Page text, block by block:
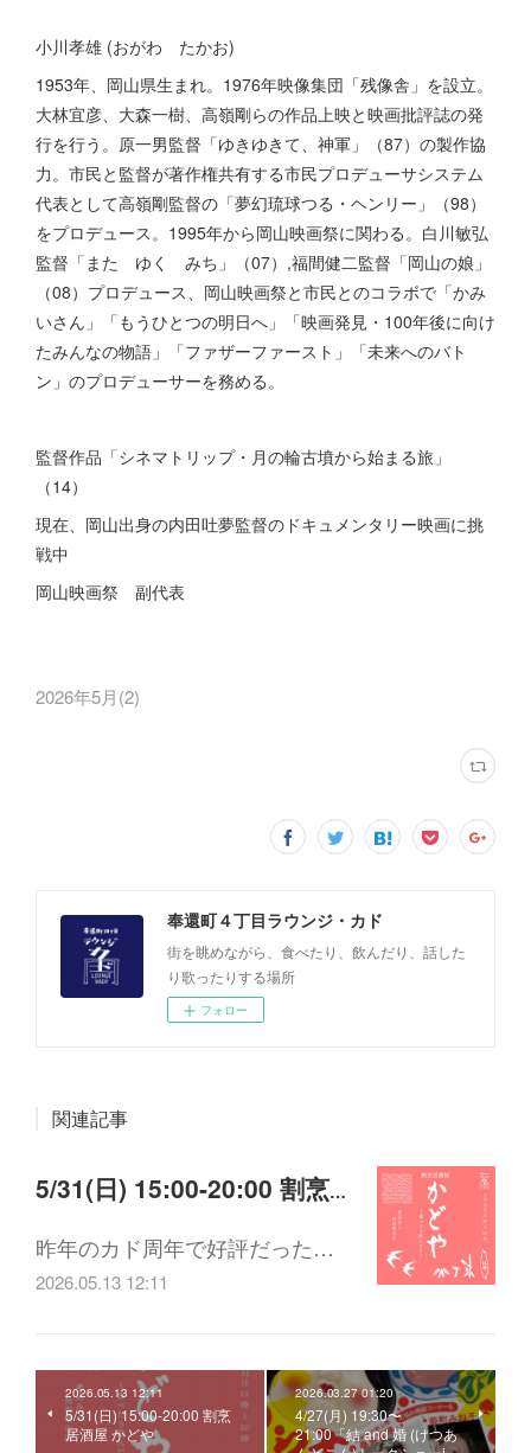
小川孝雄 (おがわ たかお)
1953年、岡山県生まれ。1976年映像集団「残像舎」を設立。
大林宜彦、大森一樹、高嶺剛らの作品上映と映画批評誌の発
行を行う。原一男監督「ゆきゆきて、神軍」（87）の製作協
力。市民と監督が著作権共有する市民プロデューサシステム
代表として高嶺剛監督の「夢幻琉球つる・ヘンリー」（98）
をプロデュース。1995年から岡山映画祭に関わる。白川敏弘
監督「また ゆく みち」（07）,福間健二監督「岡山の娘」
（08）プロデュース、岡山映画祭と市民とのコラボで「かみ
いさん」「もうひとつの明日へ」「映画発見・100年後に向け
たみんなの物語」「ファザーファースト」「未来へのバト
ン」のプロデューサーを務める。
監督作品「シネマトリップ・月の輪古墳から始まる旅」
（14）
現在、岡山出身の内田吐夢監督のドキュメンタリー映画に挑
戦中
岡山映画祭 副代表
2026年5月(2)
奉還町４丁目ラウンジ・カド
街を眺めながら、食べたり、飲んだり、話した
り歌ったりする場所
フォロー
関連記事
5/31(日) 15:00-20:00 割烹居酒屋 かどや
昨年のカド周年で好評だった…
2026.05.13 12:11
2026.05.13 12:11
5/31(日) 15:00-20:00 割烹
居酒屋 かどや
2026.03.27 01:20
4/27(月) 19:30〜
21:00「結 and 婚 (けつあ